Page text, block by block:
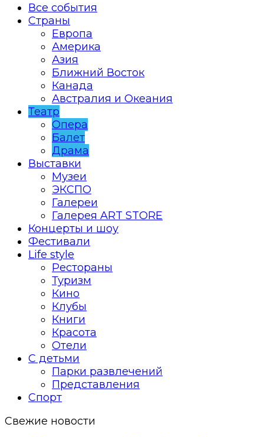
Все события
Страны
Европа
Америка
Азия
Ближний Восток
Канада
Австралия и Океания
Театр
Опера
Балет
Драма
Выставки
Музеи
ЭКСПО
Галереи
Галерея ART STORE
Концерты и шоу
Фестивали
Life style
Рестораны
Туризм
Кино
Клубы
Книги
Красота
Отели
С детьми
Парки развлечений
Представления
Спорт
Свежие новости